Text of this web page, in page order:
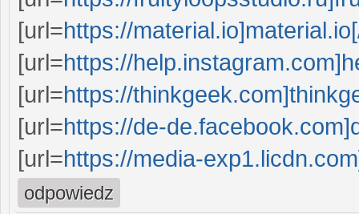
[url=https://
[url=https://
[url=https://
[url=https://de-
[url=https://media-
odpowiedz